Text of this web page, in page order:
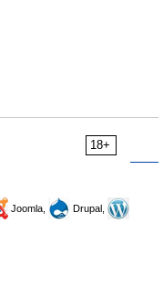
18+
Joomla,
Drupal,